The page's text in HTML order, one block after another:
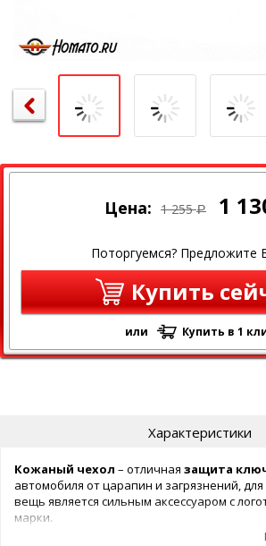
Цена: 1 255 Р 1
Поторгуемся? Предложите
Купить
или Купить в 1
Характеристики
Кожаный чехол – отличная защита
автомобиля от царапин и загрязнений,
вещь является сильным аксессуаром с
марки.
изготавливается из